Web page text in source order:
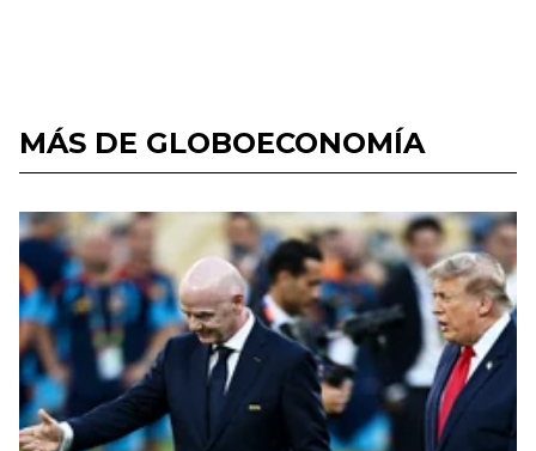
MÁS DE GLOBOECONOMÍA